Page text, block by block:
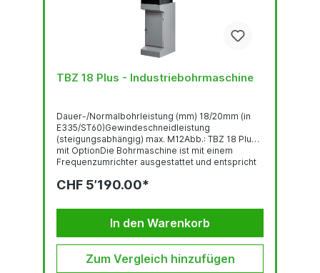
TBZ 18 Plus - Industriebohrmaschine
Dauer-/Normalbohrleistung (mm) 18/20mm (in
E335/ST60)Gewindeschneidleistung
(steigungsabhängig) max. M12Abb.: TBZ 18 Plus
mit OptionDie Bohrmaschine ist mit einem
Frequenzumrichter ausgestattet und entspricht
A1:2017.GewindeschneideinrichtungBedienpanel
hochwertige Bohrkopf-Haube mit ergonomisch
geneigter FrontLED-
BeleuchtungKopfhöhenverstellung...
CHF 5’190.00*
In den Warenkorb
Zum Vergleich hinzufügen